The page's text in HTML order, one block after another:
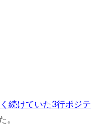
続けていた3行ポジテ
。